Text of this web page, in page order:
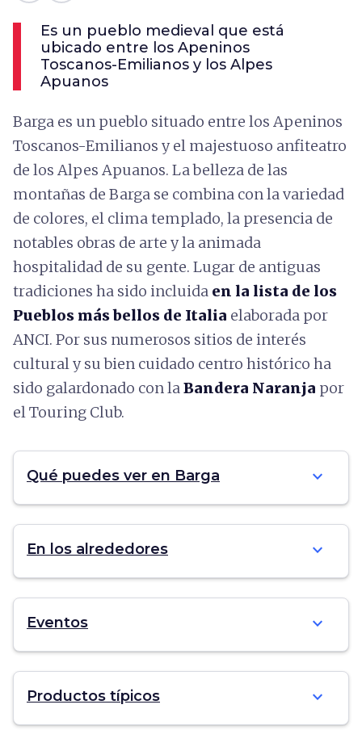
Es un pueblo medieval que está
ubicado entre los Apeninos
Toscanos-Emilianos y los Alpes
Apuanos
Barga es un pueblo situado entre los Apeninos
Toscanos-Emilianos y el majestuoso anfiteatro
de los Alpes Apuanos. La belleza de las
montañas de Barga se combina con la variedad
de colores, el clima templado, la presencia de
notables obras de arte y la animada
hospitalidad de su gente. Lugar de antiguas
tradiciones ha sido incluida en la lista de los
Pueblos más bellos de Italia elaborada por
ANCI. Por sus numerosos sitios de interés
cultural y su bien cuidado centro histórico ha
sido galardonado con laBandera Naranja por
el Touring Club.
Qué puedes ver en Barga expand_more
En los alrededores expand_more
Eventos expand_more
Productos típicos expand_more